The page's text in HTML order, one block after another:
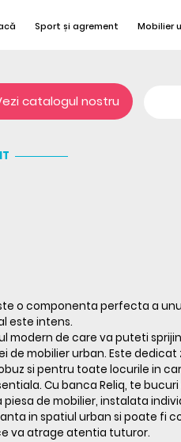
Sport și agrement Mobilier
catalogul nostru
o componenta perfecta a
este intens.
modern de care va puteti
de mobilier urban. Este
si pentru toate locurile in
Cu banca Reliq, te
piesa de mobilier, instalata
in spatiul urban si poate fi
va atrage atentia tuturor.